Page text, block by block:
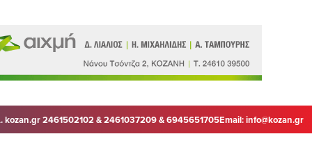
kozan.gr 2461502102 & 2461037209 & 6945651705Email:info@kozan.gr